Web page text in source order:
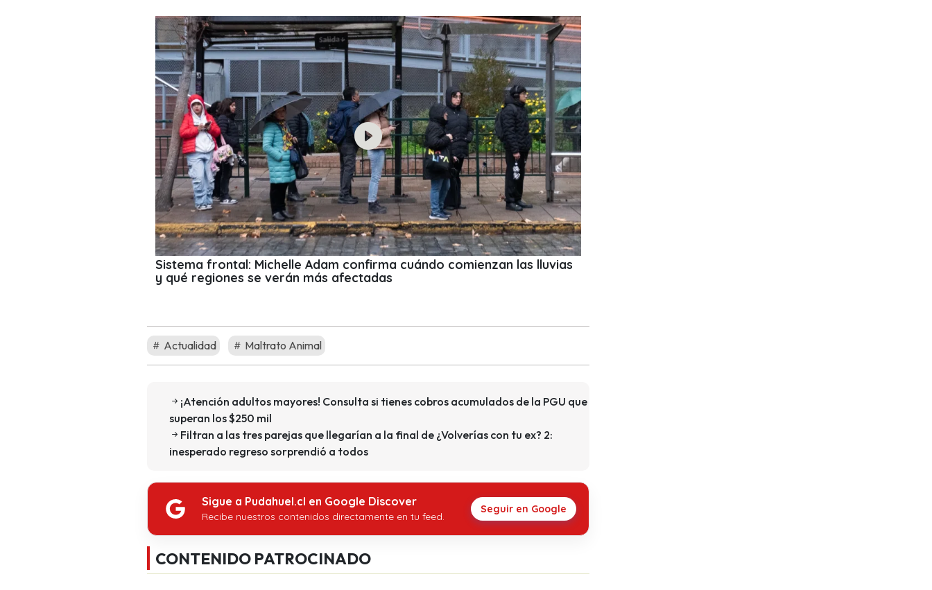
Sistema frontal: Michelle Adam confirma cuándo comienzan las lluvias
y qué regiones se verán más afectadas
Actualidad Maltrato Animal
¡Atención adultos mayores! Consulta si tienes cobros acumulados de la PGU que
superan los $250 mil
Filtran a las tres parejas que llegarían a la final de ¿Volverías con tu ex? 2:
inesperado regreso sorprendió a todos
Sigue a Pudahuel.cl en Google Discover
Recibe nuestros contenidos directamente en tu feed.
Seguir en Google
CONTENIDO PATROCINADO